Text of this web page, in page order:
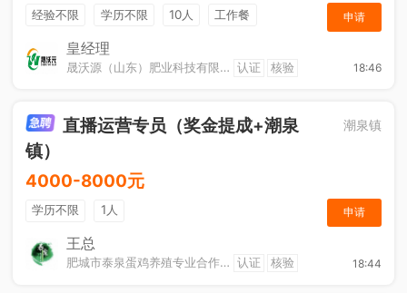
经验不限 学历不限 10人
工作餐
奖励计划
节日福利
申请
皇经理
晟沃源（山东）肥业科技有限公司 认证 核验 18:46
直播运营专员（奖金提成+潮泉
镇）
潮泉镇
4000-8000元
学历不限 1人 申请
王总
肥城市泰泉蛋鸡养殖专业合作社 认证 核验 18:44